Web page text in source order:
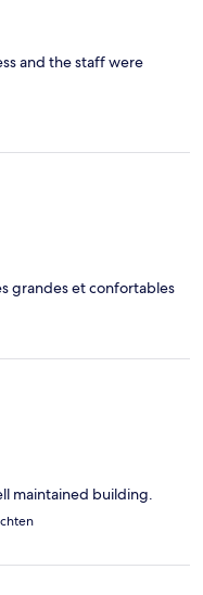
and the staff were
grandes et confortables
maintained building.